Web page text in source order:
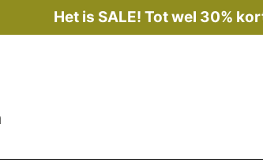
Het is SALE! Tot wel 30%